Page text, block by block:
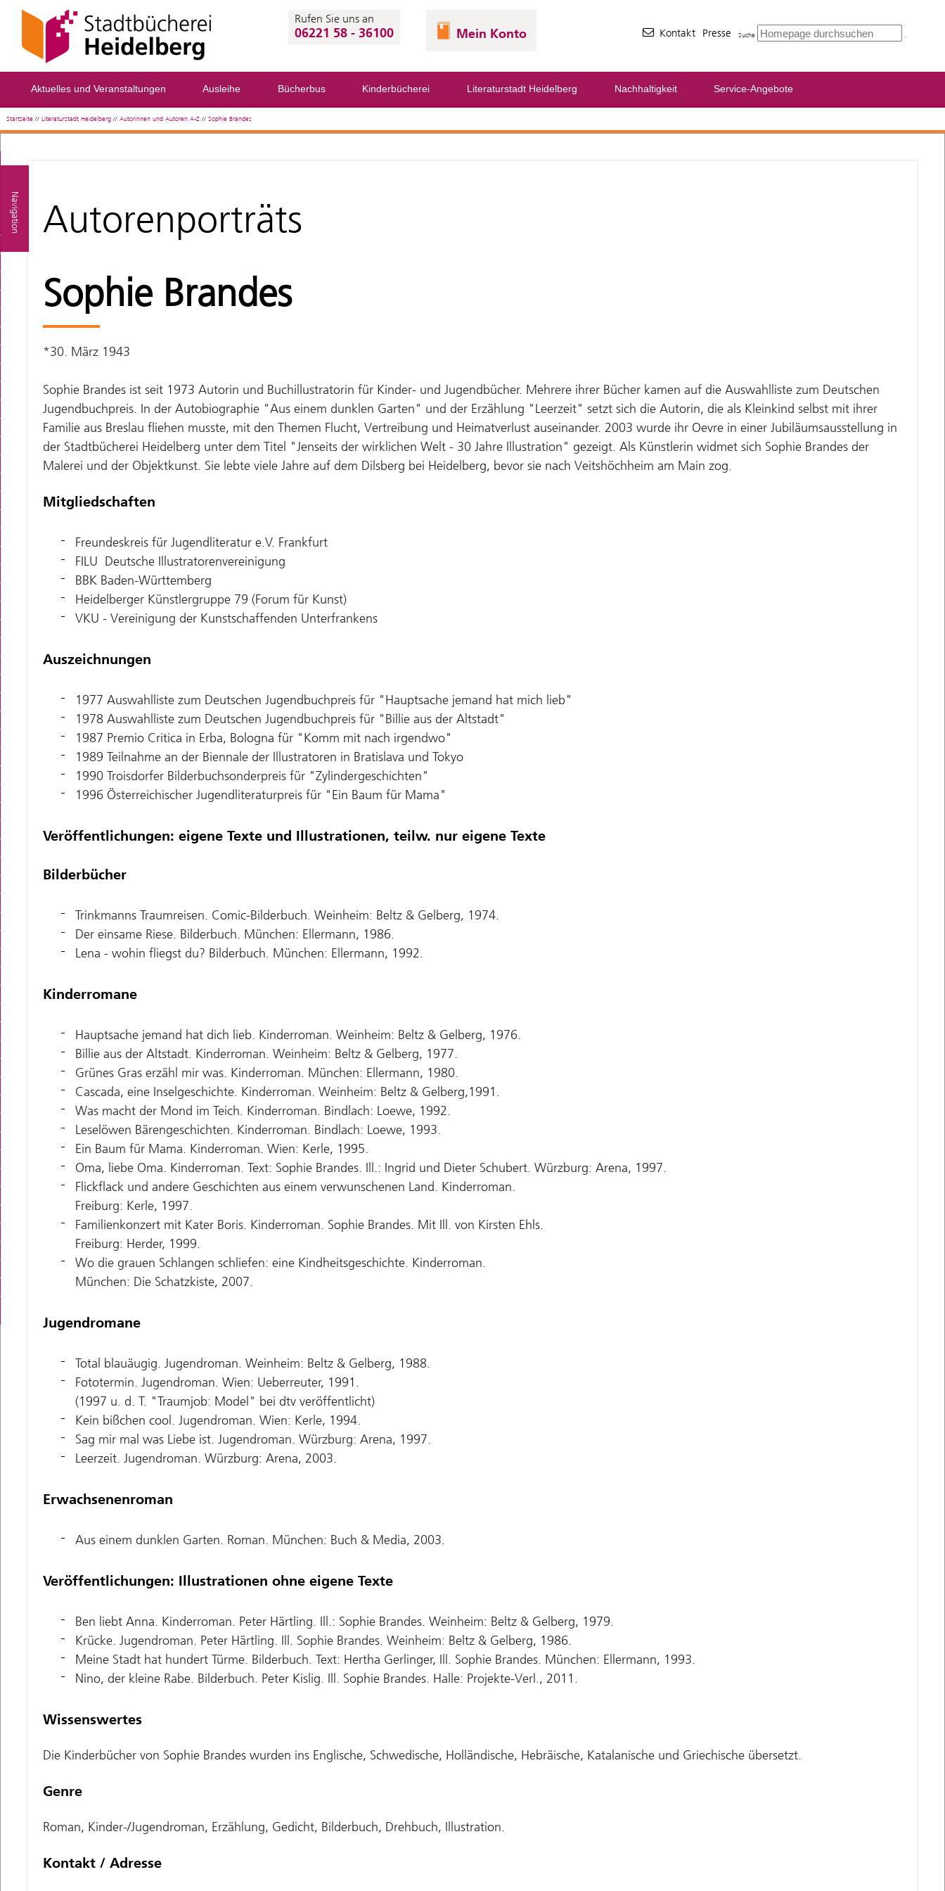
Rufen Sie uns an
06221 58 - 36100 Mein Konto Kontakt Presse Suche
Aktuelles und Veranstaltungen Ausleihe Bücherbus Kinderbücherei Literaturstadt Heidelberg Nachhaltigkeit Service-Angebote
Startseite //Literaturstadt Heidelberg //Autorinnen und Autoren A-Z //Sophie Brandes
Navigation Autorenporträts
Sophie Brandes
*30. März 1943
Sophie Brandes ist seit 1973 Autorin und Buchillustratorin für Kinder- und Jugendbücher. Mehrere ihrer Bücher kamen auf die Auswahlliste zum Deutschen
Jugendbuchpreis. In der Autobiographie "Aus einem dunklen Garten" und der Erzählung "Leerzeit" setzt sich die Autorin, die als Kleinkind selbst mit ihrer
Familie aus Breslau fliehen musste, mit den Themen Flucht, Vertreibung und Heimatverlust auseinander. 2003 wurde ihr Oevre in einer Jubiläumsausstellung in
der Stadtbücherei Heidelberg unter dem Titel "Jenseits der wirklichen Welt - 30 Jahre Illustration" gezeigt. Als Künstlerin widmet sich Sophie Brandes der
Malerei und der Objektkunst. Sie lebte viele Jahre auf dem Dilsberg bei Heidelberg, bevor sie nach Veitshöchheim am Main zog.
Mitgliedschaften
Freundeskreis für Jugendliteratur e.V. Frankfurt
FILU ­ Deutsche Illustratorenvereinigung
BBK Baden-Württemberg
Heidelberger Künstlergruppe 79 (Forum für Kunst)
VKU - Vereinigung der Kunstschaffenden Unterfrankens
Auszeichnungen
1977 Auswahlliste zum Deutschen Jugendbuchpreis für "Hauptsache jemand hat mich lieb"
1978 Auswahlliste zum Deutschen Jugendbuchpreis für "Billie aus der Altstadt"
1987 Premio Critica in Erba, Bologna für "Komm mit nach irgendwo"
1989 Teilnahme an der Biennale der Illustratoren in Bratislava und Tokyo
1990 Troisdorfer Bilderbuchsonderpreis für "Zylindergeschichten"
1996 Österreichischer Jugendliteraturpreis für "Ein Baum für Mama"
Veröffentlichungen: eigene Texte und Illustrationen, teilw. nur eigene Texte
Bilderbücher
Trinkmanns Traumreisen. Comic-Bilderbuch. Weinheim: Beltz & Gelberg, 1974.
Der einsame Riese. Bilderbuch. München: Ellermann, 1986.
Lena - wohin fliegst du? Bilderbuch. München: Ellermann, 1992.
Kinderromane
Hauptsache jemand hat dich lieb. Kinderroman. Weinheim: Beltz & Gelberg, 1976.
Billie aus der Altstadt. Kinderroman. Weinheim: Beltz & Gelberg, 1977.
Grünes Gras erzähl mir was. Kinderroman. München: Ellermann, 1980.
Cascada, eine Inselgeschichte. Kinderroman. Weinheim: Beltz & Gelberg,1991.
Was macht der Mond im Teich. Kinderroman. Bindlach: Loewe, 1992.
Leselöwen Bärengeschichten. Kinderroman. Bindlach: Loewe, 1993.
Ein Baum für Mama. Kinderroman. Wien: Kerle, 1995.
Oma, liebe Oma. Kinderroman. Text: Sophie Brandes. Ill.: Ingrid und Dieter Schubert. Würzburg: Arena, 1997.
Flickflack und andere Geschichten aus einem verwunschenen Land. Kinderroman.
Freiburg: Kerle, 1997.
Familienkonzert mit Kater Boris. Kinderroman. Sophie Brandes. Mit Ill. von Kirsten Ehls.
Freiburg: Herder, 1999.
Wo die grauen Schlangen schliefen: eine Kindheitsgeschichte. Kinderroman.
München: Die Schatzkiste, 2007.
Jugendromane
Total blauäugig. Jugendroman. Weinheim: Beltz & Gelberg, 1988.
Fototermin. Jugendroman. Wien: Ueberreuter, 1991.
(1997 u. d. T. "Traumjob: Model" bei dtv veröffentlicht)
Kein bißchen cool. Jugendroman. Wien: Kerle, 1994.
Sag mir mal was Liebe ist. Jugendroman. Würzburg: Arena, 1997.
Leerzeit. Jugendroman. Würzburg: Arena, 2003.
Erwachsenenroman
Aus einem dunklen Garten. Roman. München: Buch & Media, 2003.
Veröffentlichungen: Illustrationen ohne eigene Texte
Ben liebt Anna. Kinderroman. Peter Härtling. Ill.: Sophie Brandes. Weinheim: Beltz & Gelberg, 1979.
Krücke. Jugendroman. Peter Härtling. Ill. Sophie Brandes. Weinheim: Beltz & Gelberg, 1986.
Meine Stadt hat hundert Türme. Bilderbuch. Text: Hertha Gerlinger, Ill. Sophie Brandes. München: Ellermann, 1993.
Nino, der kleine Rabe. Bilderbuch. Peter Kislig. Ill. Sophie Brandes. Halle: Projekte-Verl., 2011.
Wissenswertes
Die Kinderbücher von Sophie Brandes wurden ins Englische, Schwedische, Holländische, Hebräische, Katalanische und Griechische übersetzt.
Genre
Roman, Kinder-/Jugendroman, Erzählung, Gedicht, Bilderbuch, Drehbuch, Illustration.
Kontakt / Adresse